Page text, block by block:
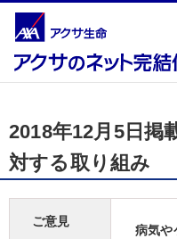
2018年12月5日
対する取り組み
ご意見
病気や